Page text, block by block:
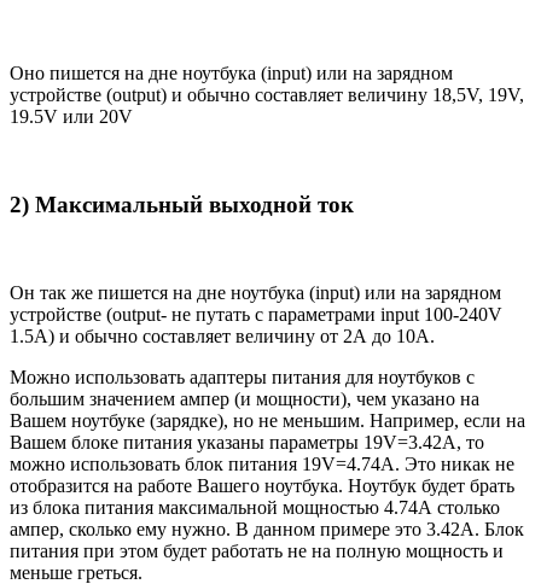
Оно пишется на дне ноутбука (input) или на зарядном
устройстве (output) и обычно составляет величину 18,5V, 19V,
19.5V или 20V
2) Максимальный выходной ток
Он так же пишется на дне ноутбука (input) или на зарядном
устройстве (output- не путать с параметрами input 100-240V
1.5A) и обычно составляет величину от 2А до 10A.
Можно использовать адаптеры питания для ноутбуков с
большим значением ампер (и мощности), чем указано на
Вашем ноутбуке (зарядке), но не меньшим. Например, если на
Вашем блоке питания указаны параметры 19V=3.42A, то
можно использовать блок питания 19V=4.74A. Это никак не
отобразится на работе Вашего ноутбука. Ноутбук будет брать
из блока питания максимальной мощностью 4.74А столько
ампер, сколько ему нужно. В данном примере это 3.42А. Блок
питания при этом будет работать не на полную мощность и
меньше греться.